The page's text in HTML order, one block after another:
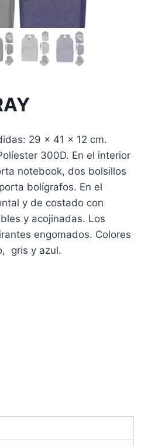
29 x 41 x 12 cm.
300D. En el interior
notebook, dos bolsillos
bolígrafos. En el
y de costado con
y acojinadas. Los
engomados. Colores
gris y azul.